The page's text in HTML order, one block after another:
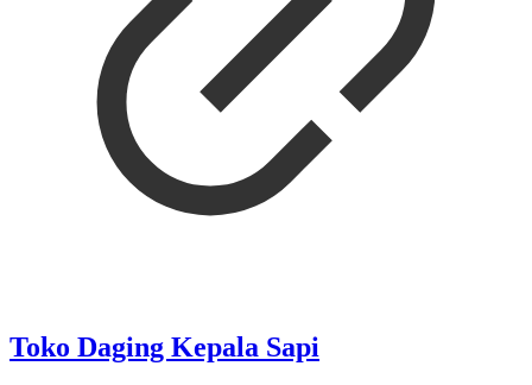
Toko Daging Kepala Sapi